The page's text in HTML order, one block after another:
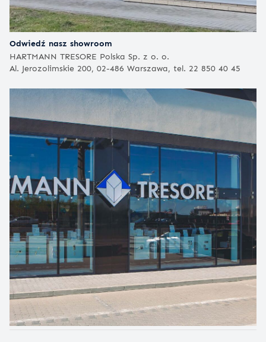
Odwiedź nasz showroom
HARTMANN TRESORE Polska Sp. z o. o.
Al. Jerozolimskie 200, 02-486 Warszawa, tel. 22 850 40 45